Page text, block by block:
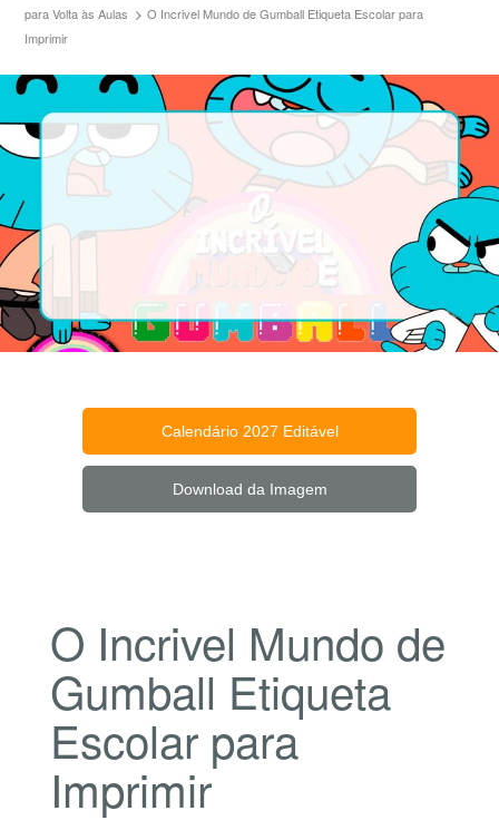
para Volta às Aulas
O Incrivel Mundo de Gumball Etiqueta Escolar para
Imprimir
Calendário 2027 Editável
Download da Imagem
O Incrivel Mundo de
Gumball Etiqueta
Escolar para
Imprimir